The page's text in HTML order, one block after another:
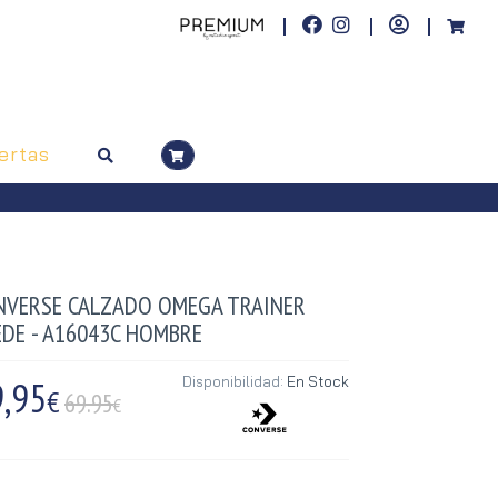
CALZADO OMEGA TRAINER
- A16043C HOMBRE
€69.95€
Disponibilidad: En Stock